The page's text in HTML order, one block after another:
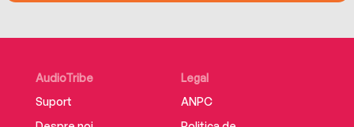
AudioTribe
Suport
Legal
ANPC